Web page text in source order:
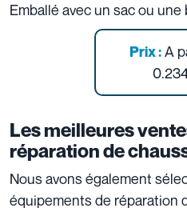
Emballé avec un sac ou
Prix :A
Les meilleures
réparation de
Nous avons également
équipements de réparation